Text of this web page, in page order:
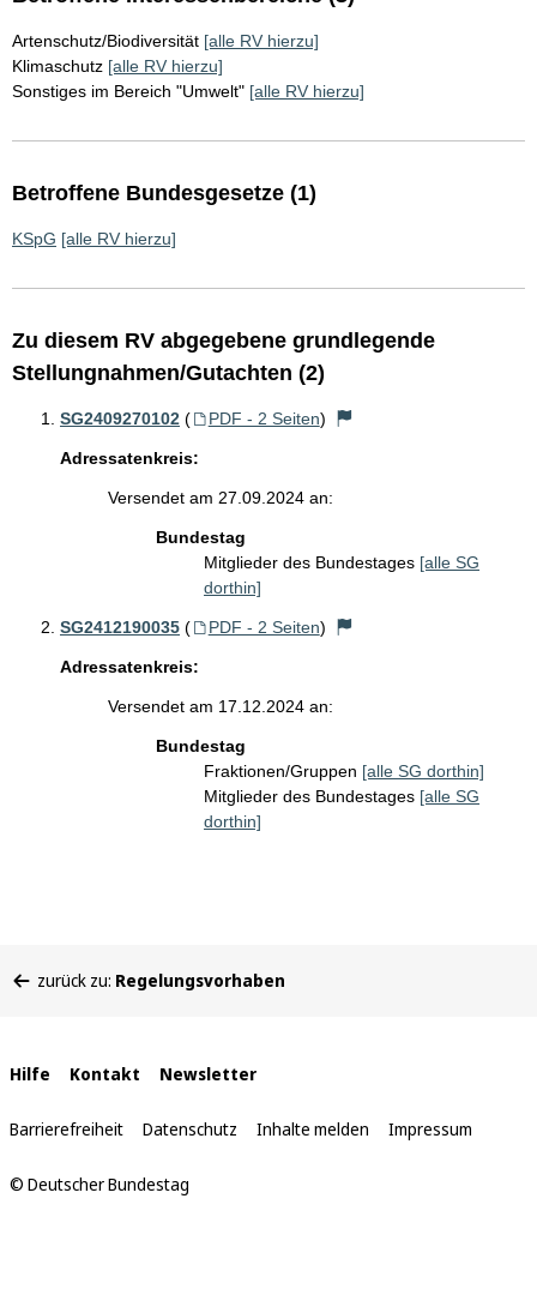
Artenschutz/Biodiversität [alle RV hierzu]
Klimaschutz [alle RV hierzu]
Sonstiges im Bereich "Umwelt" [alle RV hierzu]
Betroffene Bundesgesetze (1)
KSpG [alle RV hierzu]
Zu diesem RV abgegebene grundlegende
Stellungnahmen/Gutachten (2)
SG2409270102 ( PDF - 2 Seiten)
Adressatenkreis:
Versendet am 27.09.2024 an:
Bundestag
Mitglieder des Bundestages [alle SG
dorthin]
SG2412190035 ( PDF - 2 Seiten)
Adressatenkreis:
Versendet am 17.12.2024 an:
Bundestag
Fraktionen/Gruppen [alle SG dorthin]
Mitglieder des Bundestages [alle SG
dorthin]
befinden
zurück zu: Regelungsvorhaben
Interne
Links
Hilfe Kontakt Newsletter
Barrierefreiheit Datenschutz Inhalte melden Impressum
© Deutscher Bundestag